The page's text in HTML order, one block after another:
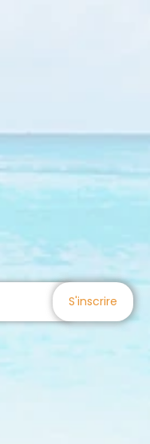
des bons plans, des
tunisiennes ainsi que des
internationales
de rêve et partez à
S'inscrire